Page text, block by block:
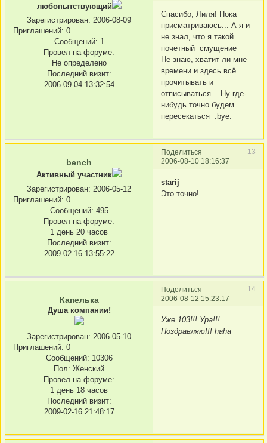
любопытствующий
Зарегистрирован: 2006-08-09
Приглашений: 0
Сообщений: 1
Провел на форуме:
Не определено
Последний визит:
2006-09-04 13:32:54
Спасибо, Лиля! Пока
присматриваюсь... А я и
не знал, что я такой
почетный смущение
Не знаю, хватит ли мне
времени и здесь всё
прочитывать и
отписываться... Ну где-
нибудь точно будем
пересекаться :bye:
Поделиться
13
2006-08-10 18:16:37
bench
Активный участник
Зарегистрирован: 2006-05-12
Приглашений: 0
Сообщений: 495
Провел на форуме:
1 день 20 часов
Последний визит:
2009-02-16 13:55:22
starij
Это точно!
Поделиться
14
2006-08-12 15:23:17
Капелька
Душа компании!
Зарегистрирован: 2006-05-10
Приглашений: 0
Сообщений: 10306
Пол: Женский
Провел на форуме:
1 день 18 часов
Последний визит:
2009-02-16 21:48:17
Уже 103!!! Ура!!!
Поздравляю!!! haha